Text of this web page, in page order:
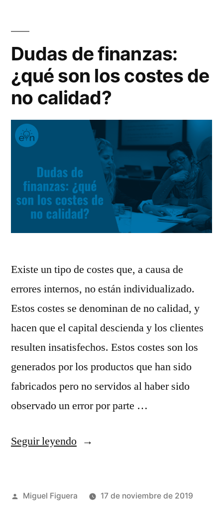
modernas»
funciona
en
las
ventas
Dudas de finanzas:
¿qué son los costes de
no calidad?
Existe un tipo de costes que, a causa de
errores internos, no están individualizado.
Estos costes se denominan de no calidad, y
hacen que el capital descienda y los clientes
resulten insatisfechos. Estos costes son los
generados por los productos que han sido
fabricados pero no servidos al haber sido
observado un error por parte …
Seguir leyendo«Dudas
¿qué
Publicado
Miguel Figuera
17 de noviembre de 2019